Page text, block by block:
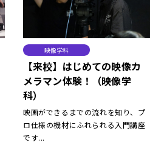
映像学科
【来校】はじめての映像カ
メラマン体験！（映像学
科）
映画ができるまでの流れを知り、プ
ロ仕様の機材にふれられる入門講座
です...